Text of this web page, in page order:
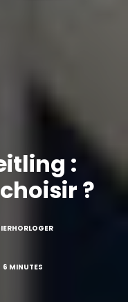
:
?
6 MINUTES